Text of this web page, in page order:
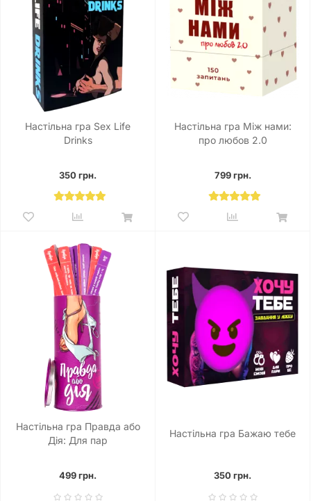
Настільна гра Sex Life
Drinks
350 грн.
Настільна гра Між нами:
про любов 2.0
799 грн.
Настільна гра Правда або
Дія: Для пар
499 грн.
Настільна гра Бажаю тебе
350 грн.